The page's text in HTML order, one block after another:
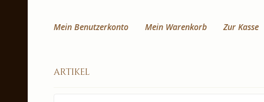
Mein Benutzerkonto Mein Warenkorb Zur Kasse
artikel